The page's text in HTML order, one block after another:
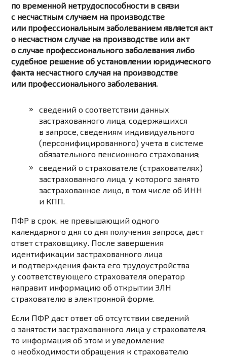
по временной нетрудоспособности в связи
с несчастным случаем на производстве
или профессиональным заболеванием является акт
о несчастном случае на производстве или акт
о случае профессионального заболевания либо
судебное решение об установлении юридического
факта несчастного случая на производстве
или профессионального заболевания.
сведений о соответствии данных
застрахованного лица, содержащихся
в запросе, сведениям индивидуального
(персонифицированного) учета в системе
обязательного пенсионного страхования;
сведений о страхователе (страхователях)
застрахованного лица, у которого занято
застрахованное лицо, в том числе об ИНН
и КПП.
ПФР в срок, не превышающий одного
календарного дня со дня получения запроса, даст
ответ страховщику. После завершения
идентификации застрахованного лица
и подтверждения факта его трудоустройства
у соответствующего страхователя оператор
направит информацию об открытии ЭЛН
страхователю в электронной форме.
Если ПФР даст ответ об отсутствии сведений
о занятости застрахованного лица у страхователя,
то информация об этом и уведомление
о необходимости обращения к страхователю